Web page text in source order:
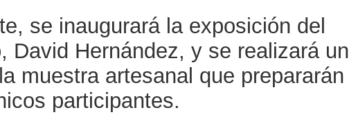
se inaugurará la exposición del
David Hernández, y se realizará un
muestra artesanal que prepararán
participantes.